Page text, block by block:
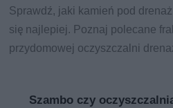
Sprawdź, jaki kamień pod
się najlepiej. Poznaj polecane
przydomowej oczyszczalni
Szambo czy